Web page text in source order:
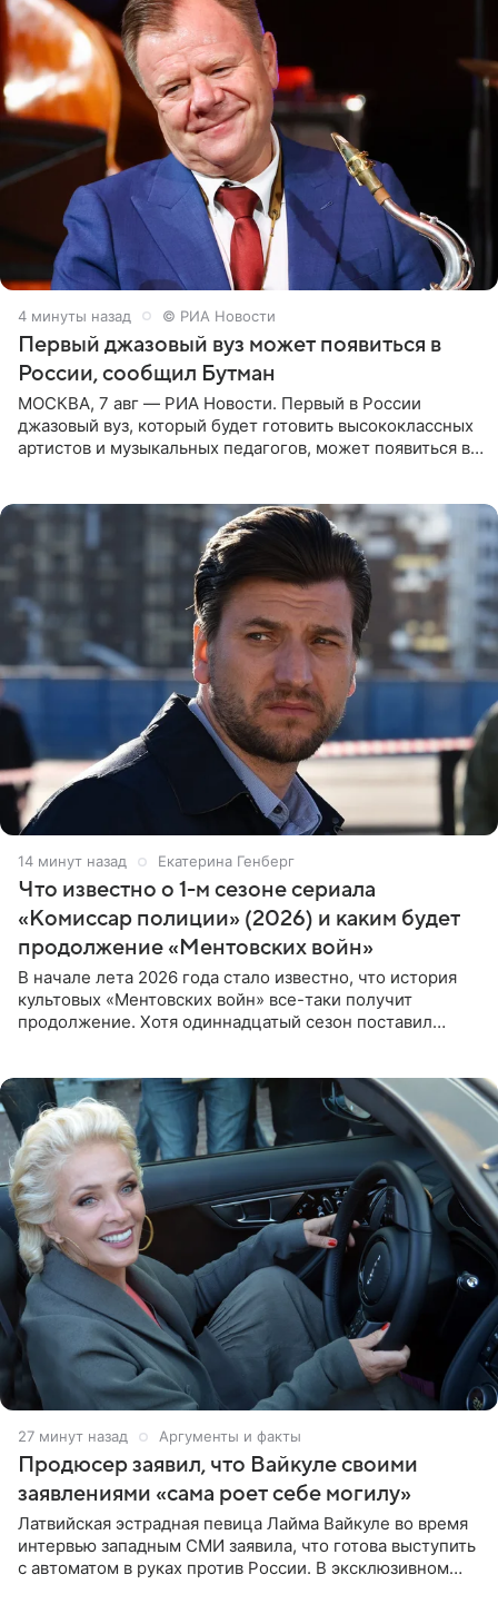
4 минуты назад © РИА Новости
Первый джазовый вуз может появиться в
России, сообщил Бутман
МОСКВА, 7 авг — РИА Новости. Первый в России
джазовый вуз, который будет готовить высококлассных
артистов и музыкальных педагогов, может появиться в
14 минут назад Екатерина Генберг
Что известно о 1-м сезоне сериала
«Комиссар полиции» (2026) и каким будет
продолжение «Ментовских войн»
В начале лета 2026 года стало известно, что история
культовых «Ментовских войн» все-таки получит
продолжение. Хотя одиннадцатый сезон поставил
27 минут назад Аргументы и факты
Продюсер заявил, что Вайкуле своими
заявлениями «сама роет себе могилу»
Латвийская эстрадная певица Лайма Вайкуле во время
интервью западным СМИ заявила, что готова выступить
с автоматом в руках против России. В эксклюзивном